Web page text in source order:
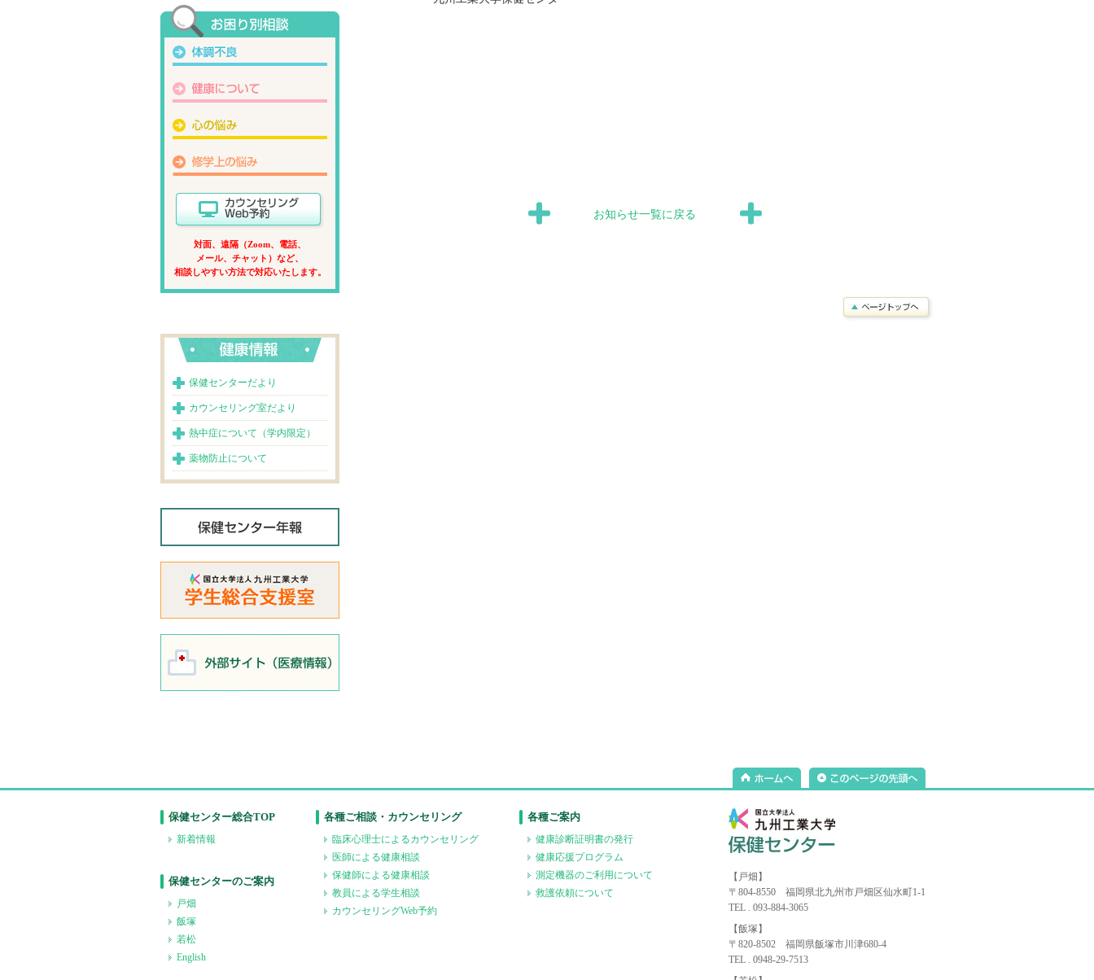
対面、遠隔（Zoom、電話、
メール、チャット）など、
相談しやすい方法で対応いたします。
保健センターだより
カウンセリング室だより
熱中症について（学内限定）
薬物防止について
お知らせ一覧に戻る
保健センター総合TOP
新着情報
保健センターのご案内
戸畑
飯塚
若松
English
各種ご相談・カウンセリング
臨床心理士によるカウンセリング
医師による健康相談
保健師による健康相談
教員による学生相談
カウンセリングWeb予約
各種ご案内
健康診断証明書の発行
健康応援プログラム
測定機器のご利用について
救護依頼について
【戸畑】
〒804-8550 福岡県北九州市戸畑区仙水町1-1
TEL . 093-884-3065
【飯塚】
〒820-8502 福岡県飯塚市川津680-4
TEL . 0948-29-7513